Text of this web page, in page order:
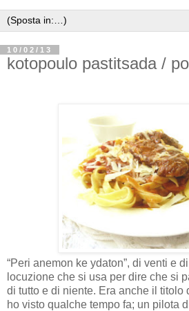
10/02/13
kotopoulo pastitsada /
“Peri anemon ke ydaton”, di venti e
locuzione che si usa per dire che si
di tutto e di niente. Era anche il titolo
ho visto qualche tempo fa; un pilota